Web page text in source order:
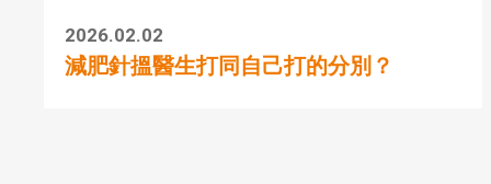
2026.02.02
減肥針搵醫生打同自己打的分別？